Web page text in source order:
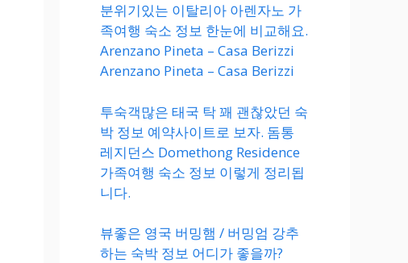
분위기있는 이탈리아 아렌자노 가
족여행 숙소 정보 한눈에 비교해요.
Arenzano Pineta – Casa Berizzi
Arenzano Pineta – Casa Berizzi
투숙객많은 태국 탁 꽤 괜찮았던 숙
박 정보 예약사이트로 보자. 돔통
레지던스 Domethong Residence
가족여행 숙소 정보 이렇게 정리됩
니다.
뷰좋은 영국 버밍햄 / 버밍엄 강추
하는 숙박 정보 어디가 좋을까?